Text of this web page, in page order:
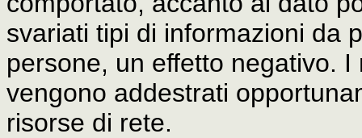
svariati tipi di informazioni da
persone, un effetto negativo.
vengono addestrati
risorse di rete.